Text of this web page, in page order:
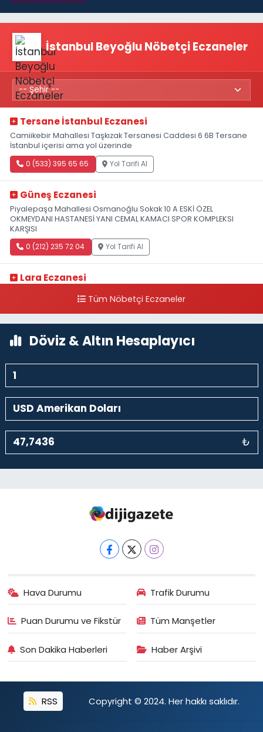
İstanbul Beyoğlu Nöbetçi Eczaneler
Tersane İstanbul Eczanesi
Camiikebir Mahallesi Taşkızak Tersanesi Caddesi 6 6B Tersane
İstanbul içerisi ama yol üzerinde
0 (533) 395 65 65 Yol Tarifi Al
Güneş Eczanesi
Piyalepaşa Mahallesi Osmanoğlu Sokak 10 A ESKİ ÖZEL
OKMEYDANI HASTANESİ YANI CEMAL KAMACI SPOR KOMPLEKSI
KARŞISI
0 (212) 235 72 04 Yol Tarifi Al
Lara Eczanesi
HASTANESİ KARŞISI
Tüm Nöbetçi Eczaneler
Döviz & Altın Hesaplayıcı
₺
Hava Durumu Trafik Durumu
Puan Durumu ve Fikstür Tüm Manşetler
Son Dakika Haberleri Haber Arşivi
RSS Copyright © 2024. Her hakkı saklıdır.